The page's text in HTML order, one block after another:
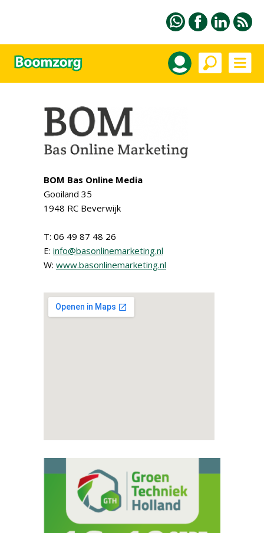
BOM Bas Online Media
Gooiland 35
1948 RC Beverwijk
T: 06 49 87 48 26
E: info@basonlinemarketing.nl
W: www.basonlinemarketing.nl